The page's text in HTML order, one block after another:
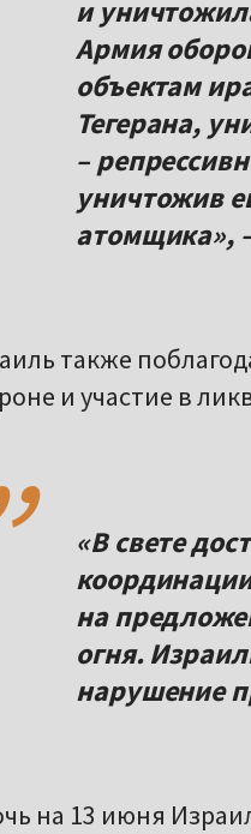
и
Армия
объектам
Тегерана,
–
уничтожив
атомщика»,
также
и участие в
«В свете
на
огня.
нарушение
на 13 июня